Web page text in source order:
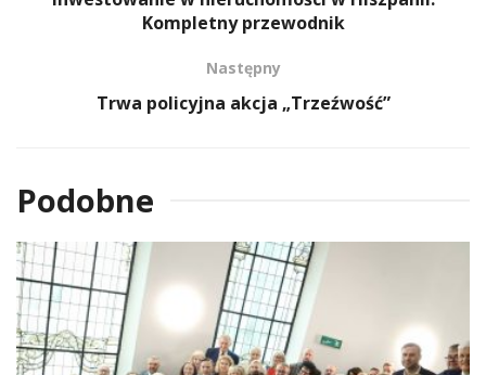
Kompletny przewodnik
Następny
Trwa policyjna akcja „Trzeźwość”
Podobne